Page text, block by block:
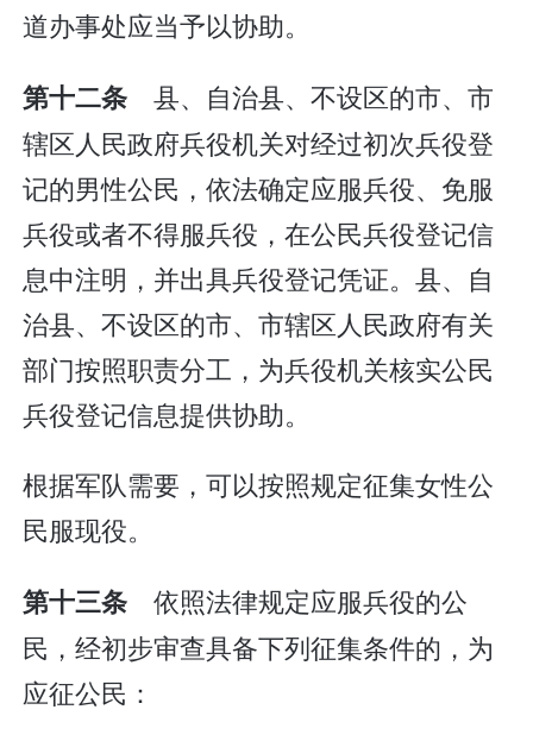
道办事处应当予以协助。
第十二条 县、自治县、不设区的市、市
辖区人民政府兵役机关对经过初次兵役登
记的男性公民，依法确定应服兵役、免服
兵役或者不得服兵役，在公民兵役登记信
息中注明，并出具兵役登记凭证。县、自
治县、不设区的市、市辖区人民政府有关
部门按照职责分工，为兵役机关核实公民
兵役登记信息提供协助。
根据军队需要，可以按照规定征集女性公
民服现役。
第十三条 依照法律规定应服兵役的公
民，经初步审查具备下列征集条件的，为
应征公民：